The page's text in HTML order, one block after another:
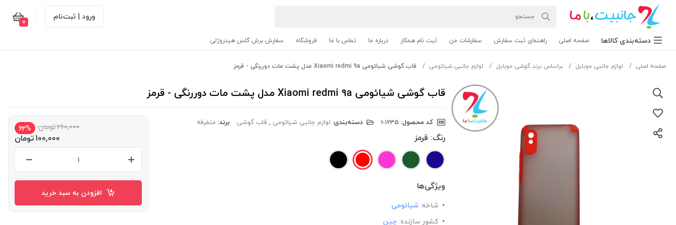
ورود | ثبت‌نام 0
دسته‌بندی‌ کالاها صفحه اصلی راهنمای ثبت سفارش سفارشات من ثبت نام همکار درباره ما تماس با ما فروشگاه سفارش برش گلس هیدروژلی
صفحه اصلی لوازم جانبی موبایل براساس برند گوشی موبایل لوازم جانبی شیائومی قاب گوشی شیائومی Xiaomi redmi 9a مدل پشت مات دوررنگی - قرمز
قاب گوشی شیائومی Xiaomi redmi 9a مدل پشت مات دوررنگی - قرمز
کد محصول: دسته‌بندی: لوازم جانبی شیائومی , قاب گوشی برند: متفرقه
رنگ: قرمز
ویژگی‌ها
شاخه: شیائومی
کشور سازنده: چین
260,000تومان 62%
100,000تومان
افزودن به سبد خرید